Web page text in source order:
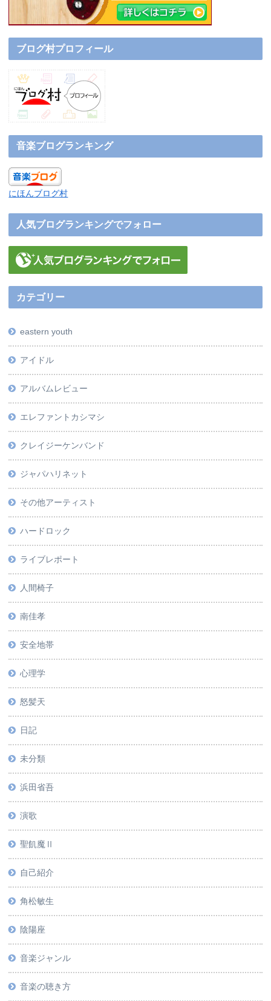
ブログ村プロフィール
音楽ブログランキング
にほんブログ村
人気ブログランキングでフォロー
カテゴリー
eastern youth
アイドル
アルバムレビュー
エレファントカシマシ
クレイジーケンバンド
ジャパハリネット
その他アーティスト
ハードロック
ライブレポート
人間椅子
南佳孝
安全地帯
心理学
怒髪天
日記
未分類
浜田省吾
演歌
聖飢魔Ⅱ
自己紹介
角松敏生
陰陽座
音楽ジャンル
音楽の聴き方